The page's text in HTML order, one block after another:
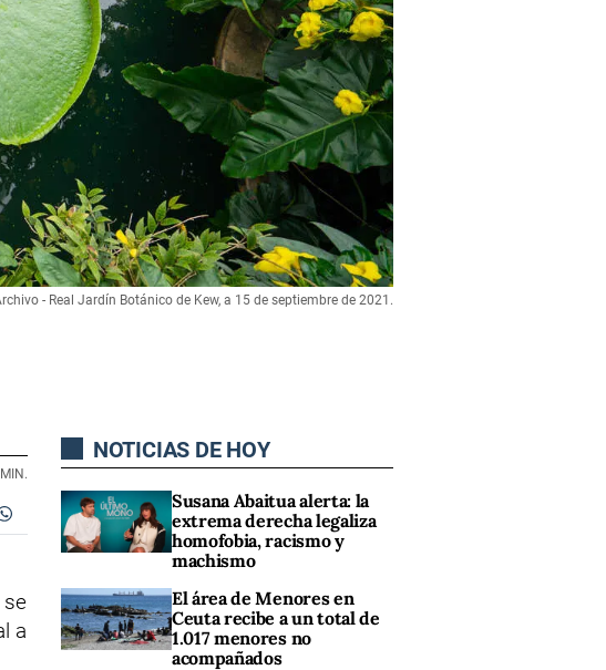
- Real Jardín Botánico de Kew, a 15 de septiembre de 2021.
a
NOTICIAS DE HOY
Susana Abaitua alerta: la
extrema derecha legaliza
homofobia, racismo y
machismo
El área de Menores en
Ceuta recibe a un total de
1.017 menores no
acompañados